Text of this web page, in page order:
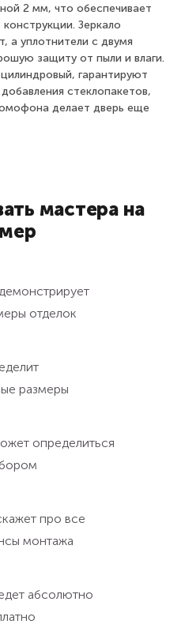
2 мм, что обеспечивает
Зеркало
а уплотнители с двумя
защиту от пыли и влаги.
гарантируют
стеклопакетов,
делает дверь еще
мастера на
отделок
размеры
определиться
про все
монтажа
абсолютно